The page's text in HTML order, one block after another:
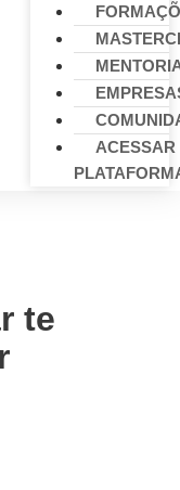
ACESSAR
te